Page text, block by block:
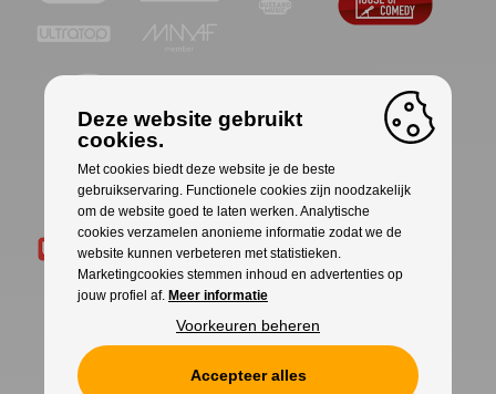
Deze website gebruikt
cookies.
Met cookies biedt deze website je de beste
gebruikservaring. Functionele cookies zijn noodzakelijk
om de website goed te laten werken. Analytische
cookies verzamelen anonieme informatie zodat we de
website kunnen verbeteren met statistieken.
Marketingcookies stemmen inhoud en advertenties op
jouw profiel af. Meer informatie
Voorkeuren beheren
Accepteer alles